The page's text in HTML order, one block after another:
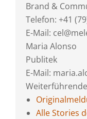
Brand &
Telefon: +41
E-Mail:
Maria Alonso
Publitek
E-Mail:
Alle Stories